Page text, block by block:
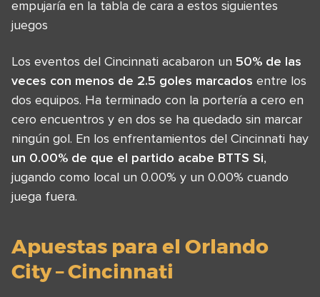
empujaría en la tabla de cara a estos siguientes
juegos
Los eventos del Cincinnati acabaron un 50% de las
veces con menos de 2.5 goles marcados entre los
dos equipos. Ha terminado con la portería a cero en
cero encuentros y en dos se ha quedado sin marcar
ningún gol. En los enfrentamientos del Cincinnati hay
un 0.00% de que el partido acabe BTTS Si,
jugando como local un 0.00% y un 0.00% cuando
juega fuera.
Apuestas para el Orlando
City – Cincinnati